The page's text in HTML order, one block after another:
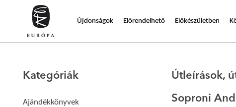
Újdonságok Előrendelhető Előkészületben
Kategóriák
Ajándékkönyvek
Útleírások,
Soproni